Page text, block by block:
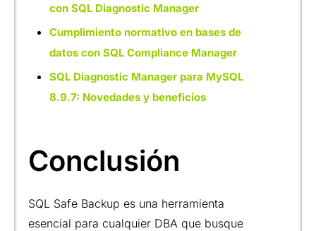
con SQL Diagnostic Manager
Cumplimiento normativo en bases de
datos con SQL Compliance Manager
SQL Diagnostic Manager para MySQL
8.9.7: Novedades y beneficios
Conclusión
SQL Safe Backup es una herramienta
esencial para cualquier DBA que busque